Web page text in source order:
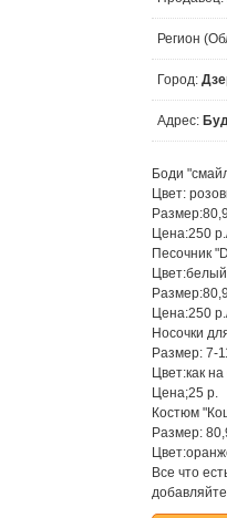
Регион
Город:
Адрес:
Боди
Цвет:
Цена:250
Песочник
Цена:250
Носочки
Размер: 7-
Цвет:как
Цена;25 р.
Костюм
Размер:
Все что